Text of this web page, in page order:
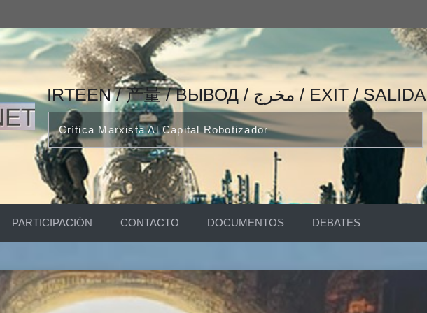
IRTEEN / 产量 / ВЫВОД / مخرج / EXIT / SALIDA
Crítica Marxista Al Capital Robotizador
PARTICIPACIÓN CONTACTO DOCUMENTOS DEBATES